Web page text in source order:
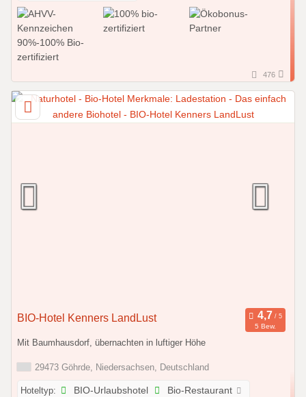
476
BIO-Hotel Kenners LandLust
5 Bew.
Mit Baumhausdorf, übernachten in luftiger Höhe
29473 Göhrde, Niedersachsen, Deutschland
Hoteltyp: BIO-Urlaubshotel Bio-Restaurant